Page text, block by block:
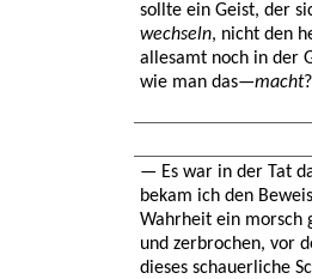
sollte ein Geist, der
wechseln, nicht den
allesamt noch in der
wie man das—macht
— Es war in der Tat
bekam ich den
Wahrheit ein morsch
und zerbrochen, vor
dieses schauerliche